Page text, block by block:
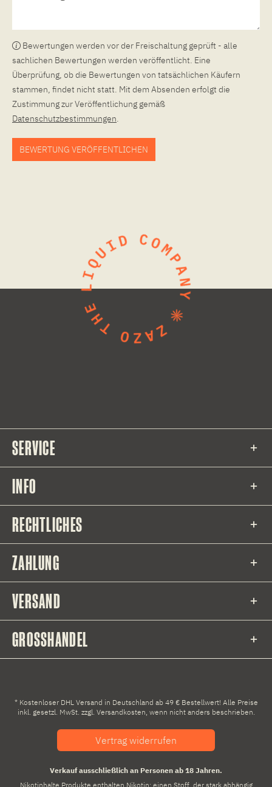
Bewertungen werden vor der Freischaltung geprüft - alle
sachlichen Bewertungen werden veröffentlicht. Eine
Überprüfung, ob die Bewertungen von tatsächlichen Käufern
stammen, findet nicht statt. Mit dem Absenden erfolgt die
Zustimmung zur Veröffentlichung gemäß
Datenschutzbestimmungen.
BEWERTUNG VERÖFFENTLICHEN
SERVICE
INFO
RECHTLICHES
ZAHLUNG
VERSAND
GROSSHANDEL
* Kostenloser DHL Versand in Deutschland ab 49 € Bestellwert! Alle Preise
inkl. gesetzl. MwSt. zzgl. Versandkosten , wenn nicht anders beschrieben.
Vertrag widerrufen
Verkauf ausschließlich an Personen ab 18 Jahren.
Nikotinhalte Produkte enthalten Nikotin: einen Stoff, der stark abhängig